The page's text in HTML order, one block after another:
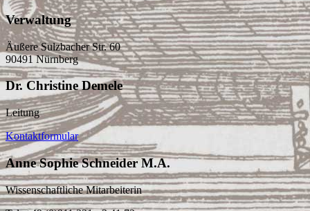
Verwaltung
Äußere Sulzbacher Str. 60
90491 Nürnberg
Dr. Christine Demele
Leitung
Kontaktformular
Anne Sophie Schneider M.A.
Wissenschaftliche Mitarbeiterin